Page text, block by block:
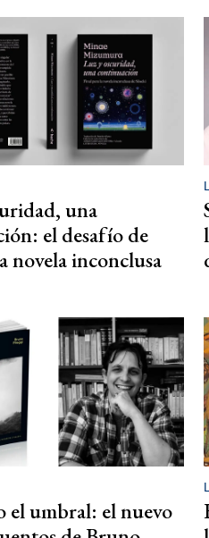
una
el desafío de
novela inconclusa
el umbral: el nuevo